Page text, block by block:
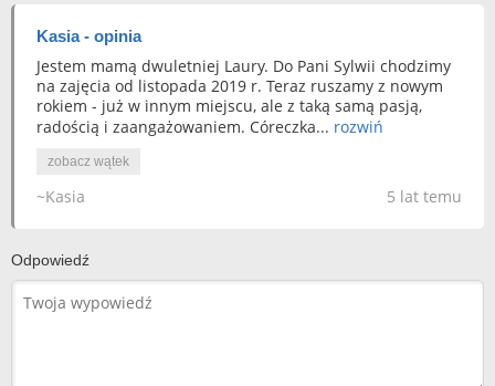
Kasia - opinia
Jestem mamą dwuletniej Laury. Do Pani Sylwii chodzimy
na zajęcia od listopada 2019 r. Teraz ruszamy z nowym
rokiem - już w innym miejscu, ale z taką samą pasją,
radością i zaangażowaniem. Córeczka... rozwiń
zobacz wątek
5 lat temu
~Kasia
Odpowiedź